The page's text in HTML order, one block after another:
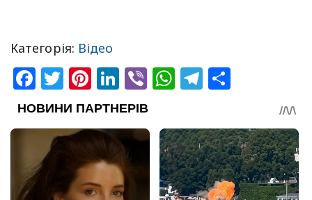
Категорія: Відео
Facebook
Twitter
Pinterest
LinkedIn
ViberWhatsApp
Telegram